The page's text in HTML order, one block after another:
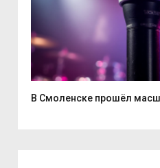
В Смоленске прошёл